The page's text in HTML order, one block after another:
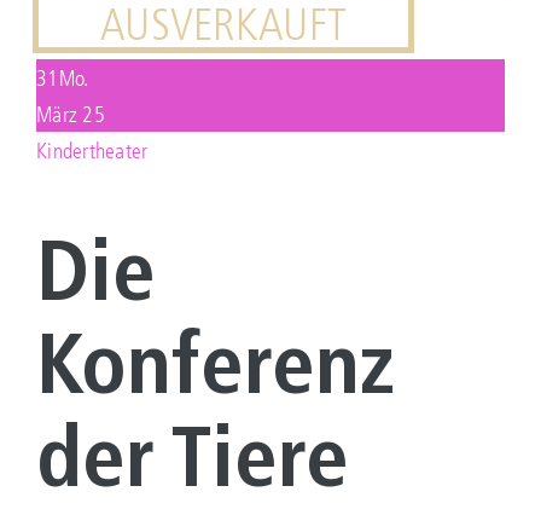
KONTAKT
Suche
AUSVERKAUFT
31 Mo.
März 25
Kindertheater
Die
Konferenz
der Tiere